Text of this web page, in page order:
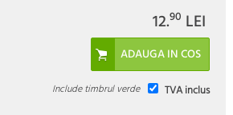
12.90 LEI
TVA inclus
Include timbrul verde